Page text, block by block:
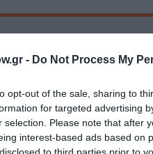
- Do Not Process My
opt-out of the sale, sharing to
for targeted advertising
selection. Please note that after
interest-based ads based on
to third parties prior to
Μαρτίου 19, Νέο Ψυχικό
seminaria@koyinta.gr
πρώτοι όλες τις